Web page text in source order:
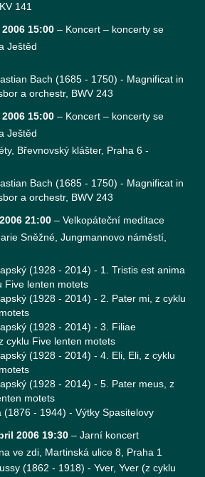
141
15:00 – Koncert – koncerty se
Ještěd
Bach (1685 - 1750) - Magnificat in
a orchestr, BWV 243
15:00 – Koncert – koncerty se
Ještěd
Břevnovský klášter, Praha 6 -
Bach (1685 - 1750) - Magnificat in
a orchestr, BWV 243
21:00 – Velkopáteční meditace
Sněžné, Jungmannovo náměstí,
(1928 - 2014) - 1. Tristis est anima
Five lenten motets
(1928 - 2014) - 2. Pater mi, z cyklu
(1928 - 2014) - 3. Filiae
cyklu Five lenten motets
(1928 - 2014) - 4. Eli, Eli, z cyklu
(1928 - 2014) - 5. Pater meus, z
motets
(1876 - 1944) - Výtky Spasitelovy
2006 19:30 – Jarní koncert
ve zdi, Martinská ulice 8, Praha 1
(1862 - 1918) - Yver, Yver (z cyklu